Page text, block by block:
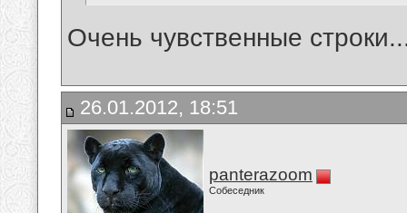
Очень чувственные
26.01.2012, 18:51
panterazoom
Собеседник